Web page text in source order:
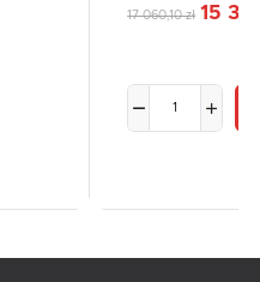
17 060,10 zł 15